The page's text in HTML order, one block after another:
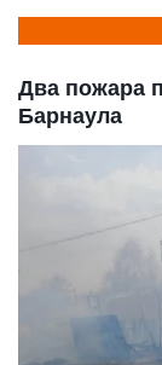
Два пожара
Барнаула